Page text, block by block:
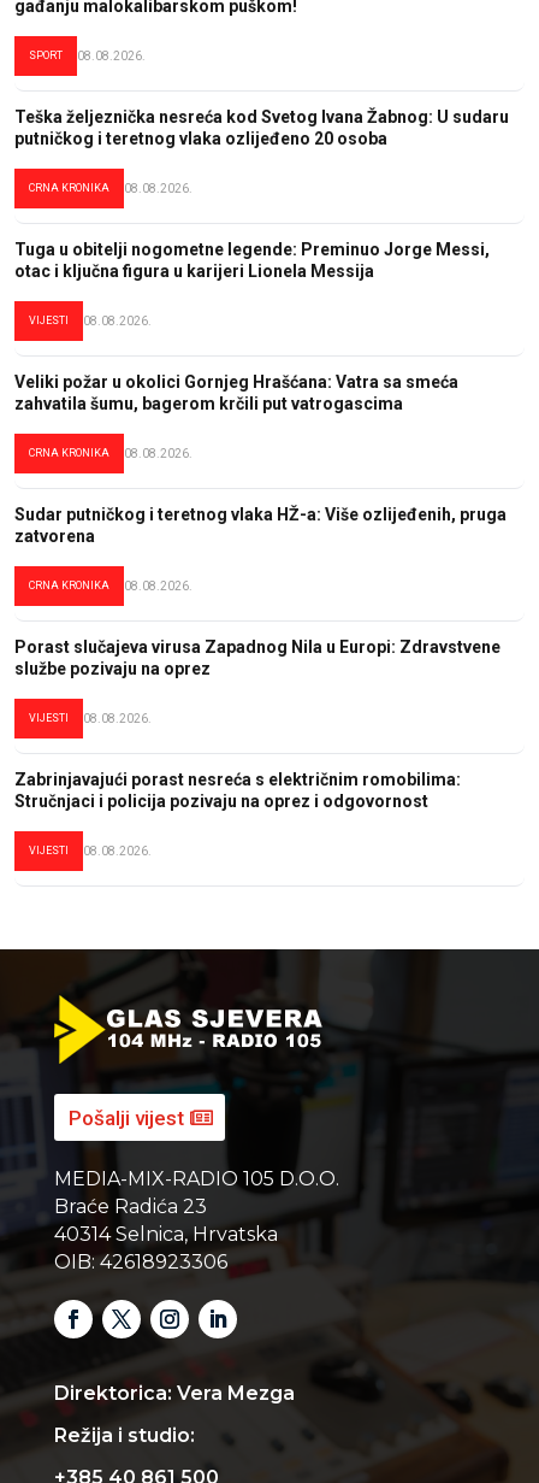
gađanju malokalibarskom puškom!
SPORT 08.08.2026.
Teška željeznička nesreća kod Svetog Ivana Žabnog: U sudaru
putničkog i teretnog vlaka ozlijeđeno 20 osoba
CRNA KRONIKA 08.08.2026.
Tuga u obitelji nogometne legende: Preminuo Jorge Messi,
otac i ključna figura u karijeri Lionela Messija
VIJESTI 08.08.2026.
Veliki požar u okolici Gornjeg Hrašćana: Vatra sa smeća
zahvatila šumu, bagerom krčili put vatrogascima
CRNA KRONIKA 08.08.2026.
Sudar putničkog i teretnog vlaka HŽ-a: Više ozlijeđenih, pruga
zatvorena
CRNA KRONIKA 08.08.2026.
Porast slučajeva virusa Zapadnog Nila u Europi: Zdravstvene
službe pozivaju na oprez
VIJESTI 08.08.2026.
Zabrinjavajući porast nesreća s električnim romobilima:
Stručnjaci i policija pozivaju na oprez i odgovornost
VIJESTI 08.08.2026.
Pošalji vijest
MEDIA-MIX-RADIO 105 D.O.O.
Braće Radića 23
40314 Selnica, Hrvatska
OIB: 42618923306
Direktorica: Vera Mezga
Režija i studio:
+385 40 861 500